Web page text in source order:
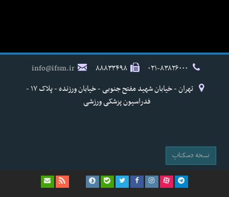
۸۸۸۳۳۴۹۸
info@ifsm.ir
تهران - خیابان شهید مفتح جنوبی - خیابان ورزنده - پلاک ۱۷ -
فدراسیون پزشکی ورزشی
نسخه دسکتاپ